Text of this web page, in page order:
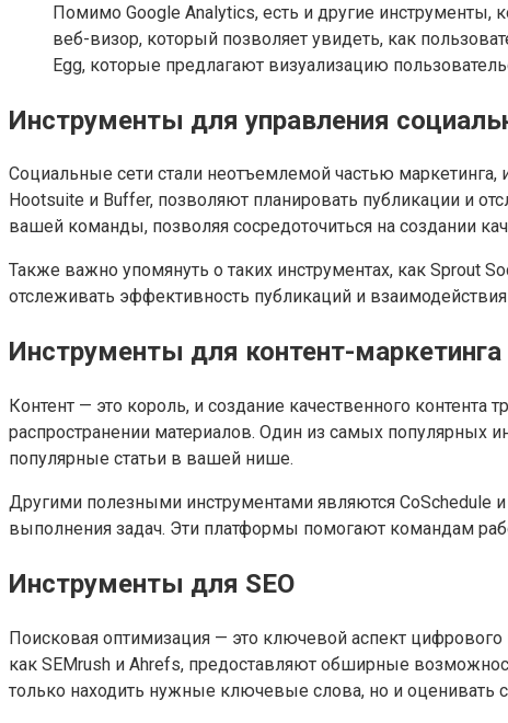
Помимо Google Analytics, есть и другие
веб-визор, который позволяет увидеть, как
Egg, которые предлагают визуализацию
Инструменты для управления
Социальные сети стали неотъемлемой частью
Hootsuite и Buffer, позволяют планировать публикации и
вашей команды, позволяя сосредоточиться на создании
Также важно упомянуть о таких инструментах, как Sprout
отслеживать эффективность публикаций и
Инструменты для контент-маркетинга
Контент — это король, и создание качественного
распространении материалов. Один из самых популярных
популярные статьи в вашей нише.
Другими полезными инструментами являются CoSchedule
выполнения задач. Эти платформы помогают командам
Инструменты для SEO
Поисковая оптимизация — это ключевой аспект
как SEMrush и Ahrefs, предоставляют обширные
только находить нужные ключевые слова, но и оценивать